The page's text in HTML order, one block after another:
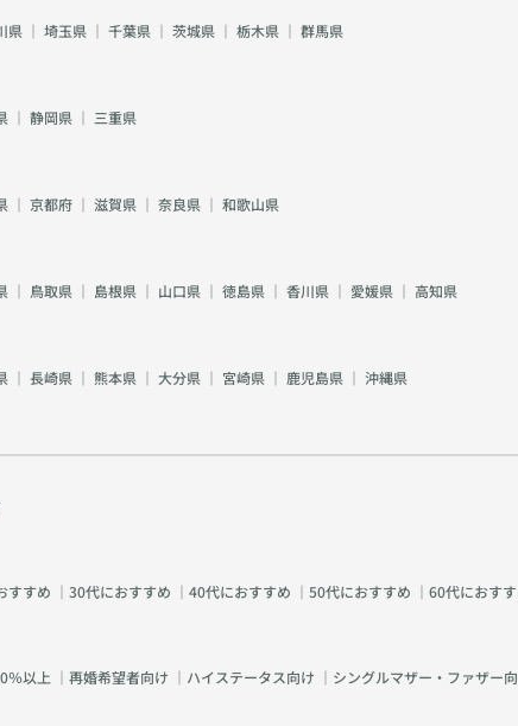
県 ｜ 埼玉県 ｜ 千葉県 ｜ 茨城県 ｜ 栃木県 ｜ 群馬県
｜ 静岡県 ｜ 三重県
｜ 京都府 ｜ 滋賀県 ｜ 奈良県 ｜ 和歌山県
｜ 鳥取県 ｜ 島根県 ｜ 山口県 ｜ 徳島県 ｜ 香川県 ｜ 愛媛県 ｜ 高知県
｜ 長崎県 ｜ 熊本県 ｜ 大分県 ｜ 宮崎県 ｜ 鹿児島県 ｜ 沖縄県
すすめ ｜ 30代におすすめ ｜ 40代におすすめ ｜ 50代におすすめ ｜ 60代におす
％以上 ｜ 再婚希望者向け ｜ ハイステータス向け ｜ シングルマザー・ファザー